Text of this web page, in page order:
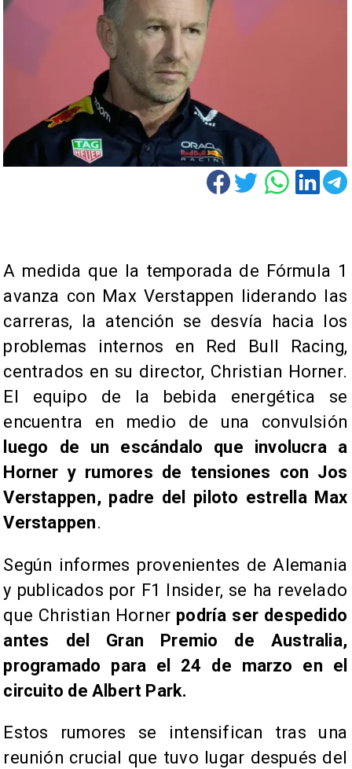
​A medida que la temporada de Fórmula 1
avanza con Max Verstappen liderando las
carreras, la atención se desvía hacia los
problemas internos en Red Bull Racing,
centrados en su director, Christian Horner.
El equipo de la bebida energética se
encuentra en medio de una convulsión
luego de un escándalo que involucra a
Horner y rumores de tensiones con Jos
Verstappen, padre del piloto estrella Max
Verstappen.
​Según informes provenientes de Alemania
y publicados por F1 Insider, se ha revelado
que Christian Horner podría ser despedido
antes del Gran Premio de Australia,
programado para el 24 de marzo en el
circuito de Albert Park.
Estos rumores se intensifican tras una
reunión crucial que tuvo lugar después del